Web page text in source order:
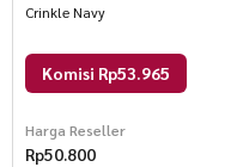
Crinkle Navy
Komisi Rp53.965
Harga Reseller
Rp50.800